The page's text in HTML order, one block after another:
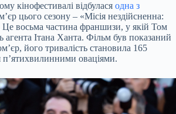
кінофестивалі відбулася одна з
цього сезону – «Місія нездійсненна:
Це восьма частина франшизи, у якій Том
агента Ітана Ханта. Фільм був показаний
його тривалість становила 165
п’ятихвилинними оваціями.